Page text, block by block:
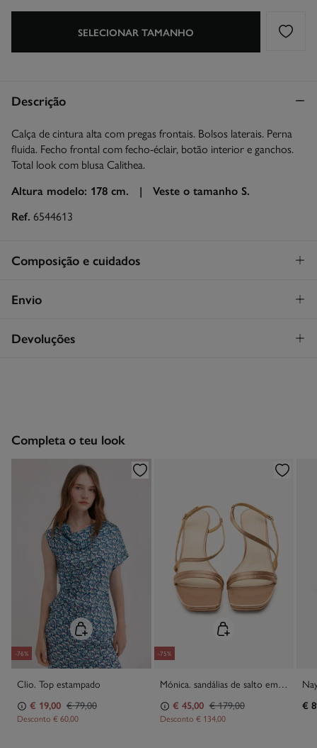
SELECIONAR TAMANHO
Descrição
Calça de cintura alta com pregas frontais. Bolsos laterais. Perna
fluida. Fecho frontal com fecho-éclair, botão interior e ganchos.
Total look com blusa Calithea.
Altura modelo: 178 cm. | Veste o tamanho S.
Ref. 6544613
Composição e cuidados
Composição
Cuidados
Limpeza a seco com percloroetileno.
Envio
STANDARD
Devoluções
Completa o teu look
-76%
Clio. Top estampado
€ 19,00 € 79,00
Desconto € 60,00
-75%
Mónica. sandálias de salto em cetim
€ 45,00 € 179,00
Desconto € 134,00
€